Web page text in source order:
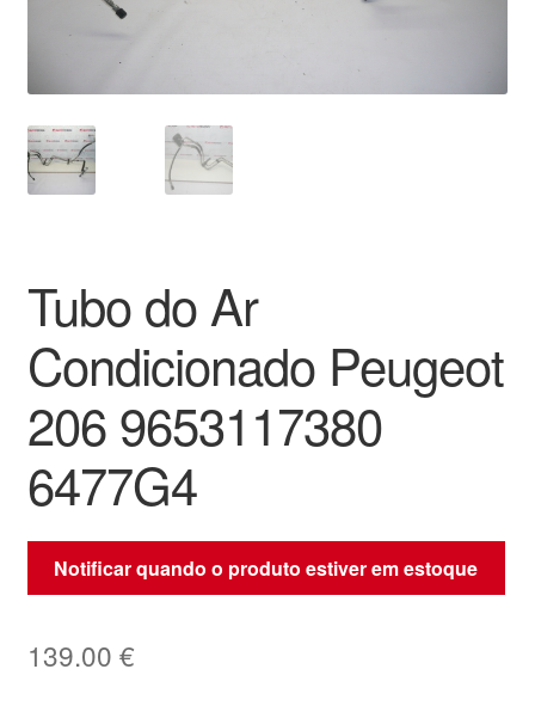
Pagamentos
Procedimento de Reclamação
Termos e Condições
Transporte
Tubo do Ar
Condicionado Peugeot
206 9653117380
6477G4
Notificar quando o produto estiver em estoque
139.00 €